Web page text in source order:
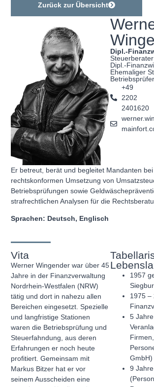
Zurück zur Übersicht
Dipl.-
Steuerberater
Dipl.-
Ehemaliger
Betriebsprüfer
+49
2202
2401620
Er betreut, berät und begleitet Mandanten
rechtskonformen Umsetzung von
Betriebsprüfungen sowie
strafrechtlichen Analysen für die
Sprachen: Deutsch, Englisch
Vita
Werner Wingender war über 45
Jahre in der Finanzverwaltung
Nordrhein-Westfalen (NRW)
tätig und dort in nahezu allen
Bereichen eingesetzt. Spezielle
und langfristige Stationen
waren die Betriebsprüfung und
Steuerfahndung, aus deren
Erfahrungen er noch heute
profitiert. Gemeinsam mit
Markus Bitzer hat er vor
seinem Ausscheiden eine
1957
1975 –
5
Firmen,
GmbH)
9